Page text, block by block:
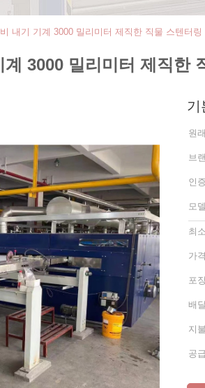
내기 기계 3000 밀리미터 제직한 직물 스텐터링
3000 밀리미터 제직한
기
원
브
인
모
최
가
포
배
지
공